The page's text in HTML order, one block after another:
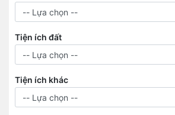
Tiện ích đất
Tiện ích khác